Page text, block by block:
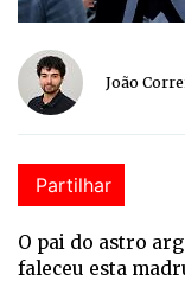
João
Partilhar
O pai do astro
faleceu esta